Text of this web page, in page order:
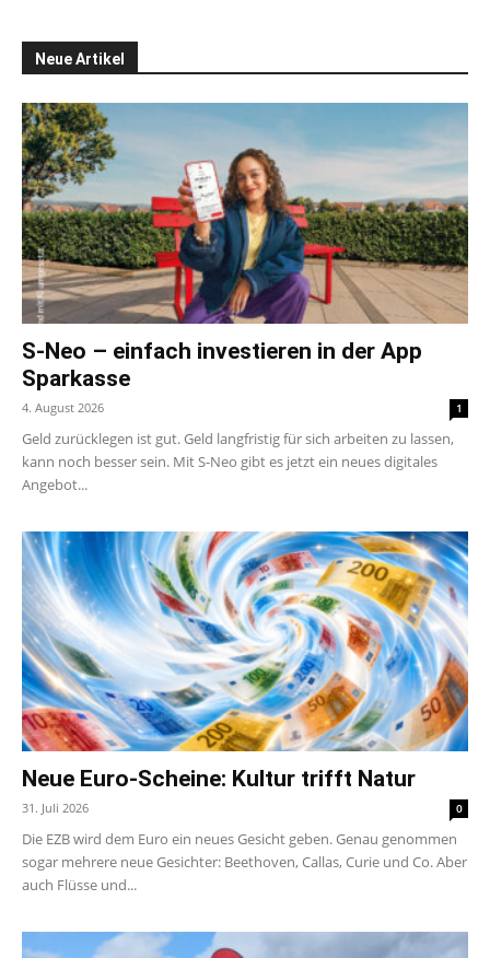
Neue Artikel
S-Neo – einfach investieren in der App
Sparkasse
4. August 2026 1
Geld zurücklegen ist gut. Geld langfristig für sich arbeiten zu lassen,
kann noch besser sein. Mit S-Neo gibt es jetzt ein neues digitales
Angebot...
Neue Euro-Scheine: Kultur trifft Natur
31. Juli 2026 0
Die EZB wird dem Euro ein neues Gesicht geben. Genau genommen
sogar mehrere neue Gesichter: Beethoven, Callas, Curie und Co. Aber
auch Flüsse und...